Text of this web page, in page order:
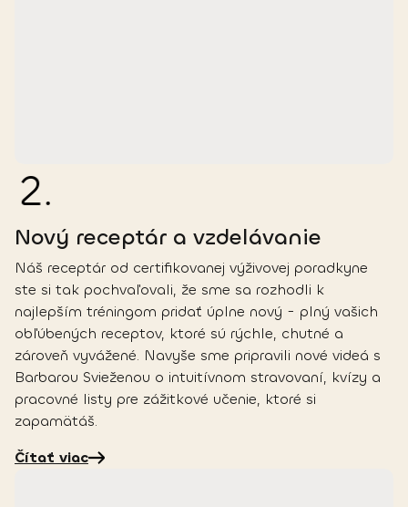
2.
Nový receptár a vzdelávanie
Náš receptár od certifikovanej výživovej poradkyne
ste si tak pochvaľovali, že sme sa rozhodli k
najlepším tréningom pridať úplne nový - plný vašich
obľúbených receptov, ktoré sú rýchle, chutné a
zároveň vyvážené. Navyše sme pripravili nové videá s
Barbarou Svieženou o intuitívnom stravovaní, kvízy a
pracovné listy pre zážitkové učenie, ktoré si
zapamätáš.
Čítať viac